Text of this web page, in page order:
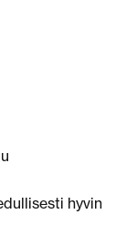
hyvin